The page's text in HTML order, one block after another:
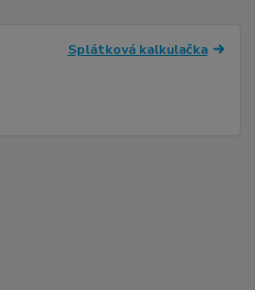
Splátková kalkulačka